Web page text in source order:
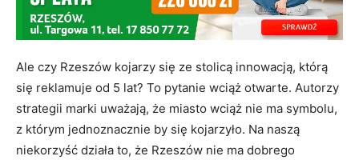
Ale czy Rzeszów kojarzy się ze stolicą innowacją, którą
się reklamuje od 5 lat? To pytanie wciąż otwarte. Autorzy
strategii marki uważają, że miasto wciąż nie ma symbolu,
z którym jednoznacznie by się kojarzyło. Na naszą
niekorzyść działa to, że Rzeszów nie ma dobrego